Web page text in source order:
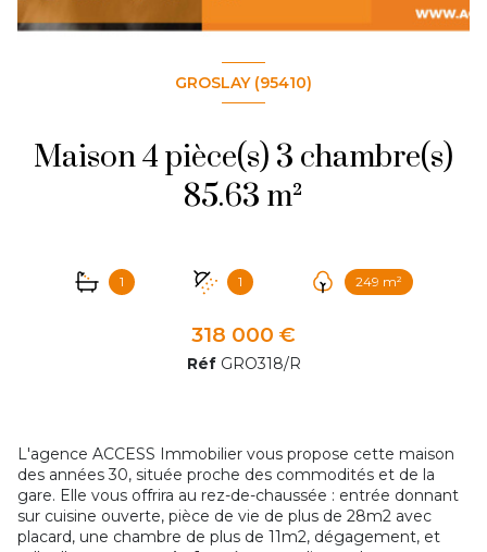
GROSLAY (95410)
Maison 4 pièce(s) 3 chambre(s)
85.63 m²
1 1 249 m²
318 000 €
Réf GRO318/R
L'agence ACCESS Immobilier vous propose cette maison
des années 30, située proche des commodités et de la
gare. Elle vous offrira au rez-de-chaussée : entrée donnant
sur cuisine ouverte, pièce de vie de plus de 28m2 avec
placard, une chambre de plus de 11m2, dégagement, et